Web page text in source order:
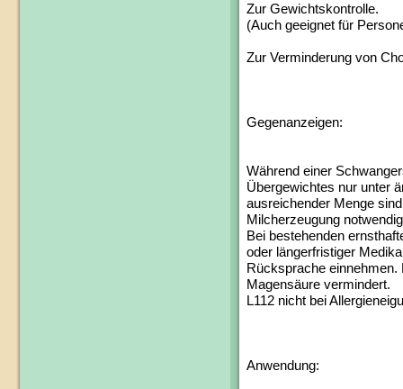
Zur Gewichtskontrolle.
(Auch geeignet für
Zur Verminderung von
Gegenanzeigen:
Während einer
Übergewichtes nur unter
ausreichender Menge
Milcherzeugung
Bei bestehenden
oder längerfristiger
Rücksprache einnehmen.
Magensäure vermindert.
L112 nicht bei
Anwendung: